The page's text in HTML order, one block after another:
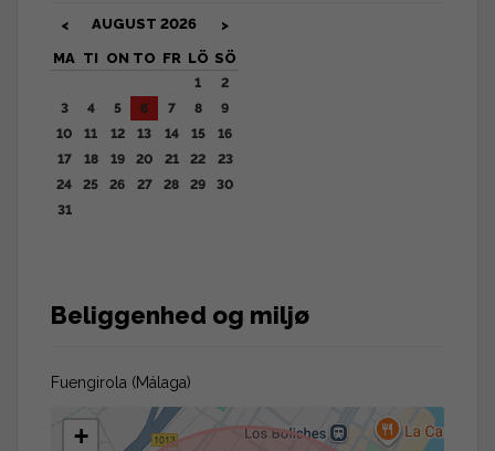
< AUGUST 2026
>
MA TI ON TO FR LÖ SÖ
1
2
3
4 5 6 7 8
9
10
11 12 13 14 15
16
17
18 19 20 21 22
23
24
25 26 27 28 29
30
31
Beliggenhed og miljø
Fuengirola (Málaga)
+